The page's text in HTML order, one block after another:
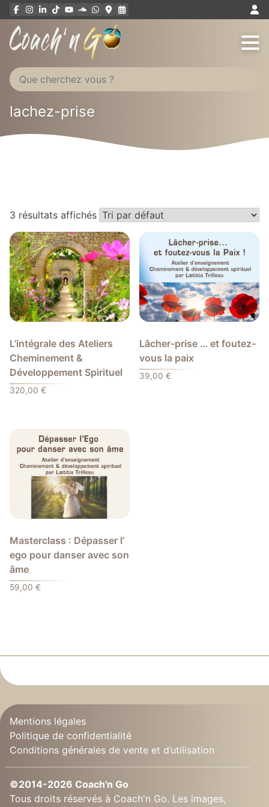
Aller
au
lachez-prise
3 résultats affichés
L’intégrale des Ateliers
Cheminement &
Développement Spirituel
320,00 €
Lâcher-prise … et foutez-
vous la paix
39,00€
Masterclass : Dépasser l’
ego pour danser avec son
âme
59,00 €
Mentions légales
Politique de confidentialité
Conditions générales de vente et d’utilisation
©2014-2026 Coach'n Go
Tous droits réservés à Coach'n Go. Les images,